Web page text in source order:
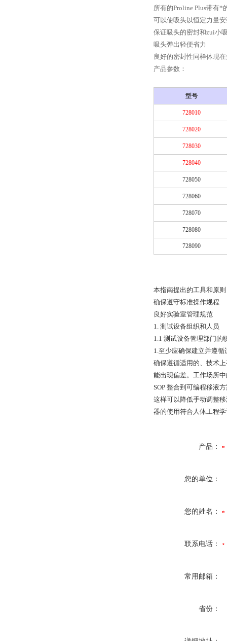
所有的Proline Plus带有*
可以使吸头以恒定力量
保证吸头的密封和zui小
吸头弹出轻便省力
良好的密封性同样体现
产品参数：
型号
728010
728020
728030
728040
728050
728060
728070
728080
728090
本指南提出的工具和原
确保遵守标准操作规程
良好实验室管理规范
1. 测试设备组织和人员
1.1 测试设备管理部门的
1.至少应确保建立并遵
确保遵循适用的、技术
能出现偏差。工作场所
SOP 整合到可编程移液
这样可以降低手动调整
器的使用符合人体工程
产品：
您的单位：
您的姓名：
联系电话：
常用邮箱：
省份：